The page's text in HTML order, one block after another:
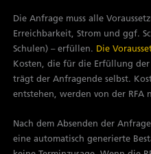
Die Anfrage muss alle
Erreichbarkeit, Strom und ggf.
Schulen) – erfüllen. Die
Kosten, die für die Erfüllung
trägt der Anfragende selbst.
entstehen, werden von der RFA
Nach dem Absenden der
eine automatisch generierte